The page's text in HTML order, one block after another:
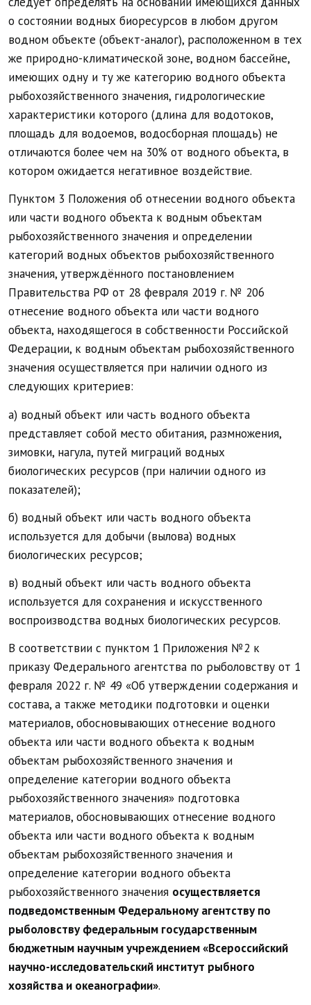
о состоянии водных биоресурсов в любом другом
водном объекте (объект-аналог), расположенном в тех
же природно-климатической зоне, водном бассейне,
имеющих одну и ту же категорию водного объекта
рыбохозяйственного значения, гидрологические
характеристики которого (длина для водотоков,
площадь для водоемов, водосборная площадь) не
отличаются более чем на 30% от водного объекта, в
котором ожидается негативное воздействие.
Пунктом 3 Положения об отнесении водного объекта
или части водного объекта к водным объектам
рыбохозяйственного значения и определении
категорий водных объектов рыбохозяйственного
значения, утверждённого постановлением
Правительства РФ от 28 февраля 2019 г. № 206
отнесение водного объекта или части водного
объекта, находящегося в собственности Российской
Федерации, к водным объектам рыбохозяйственного
значения осуществляется при наличии одного из
следующих критериев:
а) водный объект или часть водного объекта
представляет собой место обитания, размножения,
зимовки, нагула, путей миграций водных
биологических ресурсов (при наличии одного из
показателей);
б) водный объект или часть водного объекта
используется для добычи (вылова) водных
биологических ресурсов;
в) водный объект или часть водного объекта
используется для сохранения и искусственного
воспроизводства водных биологических ресурсов.
В соответствии с пунктом 1 Приложения №2 к
приказу Федерального агентства по рыболовству от 1
февраля 2022 г. № 49 «Об утверждении содержания и
состава, а также методики подготовки и оценки
материалов, обосновывающих отнесение водного
объекта или части водного объекта к водным
объектам рыбохозяйственного значения и
определение категории водного объекта
рыбохозяйственного значения» подготовка
материалов, обосновывающих отнесение водного
объекта или части водного объекта к водным
объектам рыбохозяйственного значения и
определение категории водного объекта
рыбохозяйственного значения осуществляется
подведомственным Федеральному агентству по
рыболовству федеральным государственным
бюджетным научным учреждением «Всероссийский
научно-исследовательский институт рыбного
хозяйства и океанографии».